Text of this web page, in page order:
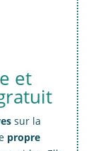
et
sur la
propre